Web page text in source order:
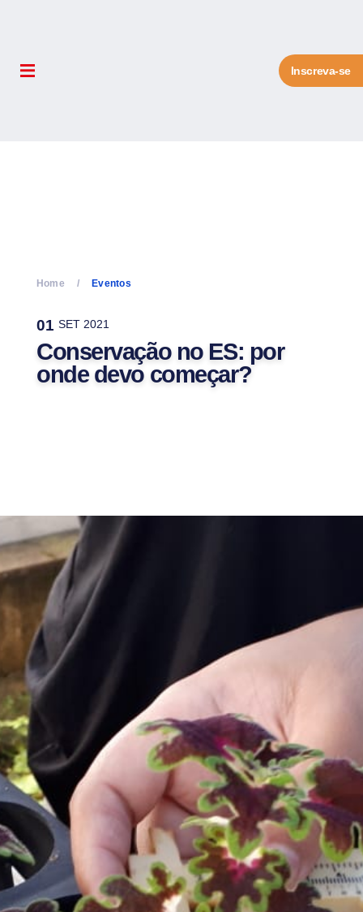
Inscreva-se
Home Eventos
01 SET 2021
Conservação no ES: por
onde devo começar?